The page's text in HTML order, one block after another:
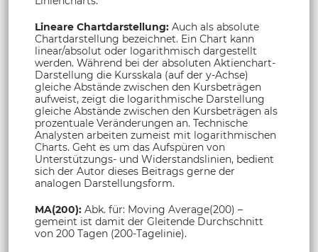
Lineare Chartdarstellung: Auch als absolute
Chartdarstellung bezeichnet. Ein Chart kann
linear/absolut oder logarithmisch dargestellt
werden. Während bei der absoluten Aktienchart-
Darstellung die Kursskala (auf der y-Achse)
gleiche Abstände zwischen den Kursbeträgen
aufweist, zeigt die logarithmische Darstellung
gleiche Abstände zwischen den Kursbeträgen als
prozentuale Veränderungen an. Technische
Analysten arbeiten zumeist mit logarithmischen
Charts. Geht es um das Aufspüren von
Unterstützungs- und Widerstandslinien, bedient
sich der Autor dieses Beitrags gerne der
analogen Darstellungsform.
MA(200): Abk. für: Moving Average(200) –
gemeint ist damit der Gleitende Durchschnitt
von 200 Tagen (200-Tagelinie).